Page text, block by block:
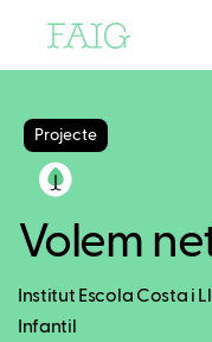
Projecte
Volem
Institut Escola Costa i
Infantil